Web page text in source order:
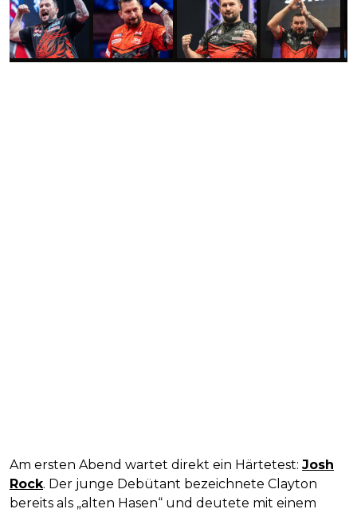
Am ersten Abend wartet direkt ein Härtetest: Josh
Rock. Der junge Debütant bezeichnete Clayton
bereits als „alten Hasen“ und deutete mit einem